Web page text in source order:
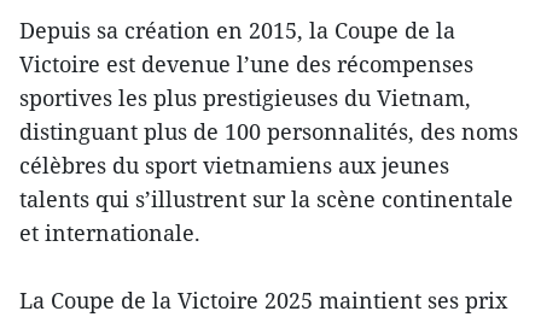
Depuis sa création en 2015, la Coupe de la
Victoire est devenue l’une des récompenses
sportives les plus prestigieuses du Vietnam,
distinguant plus de 100 personnalités, des noms
célèbres du sport vietnamiens aux jeunes
talents qui s’illustrent sur la scène continentale
et internationale.
La Coupe de la Victoire 2025 maintient ses prix